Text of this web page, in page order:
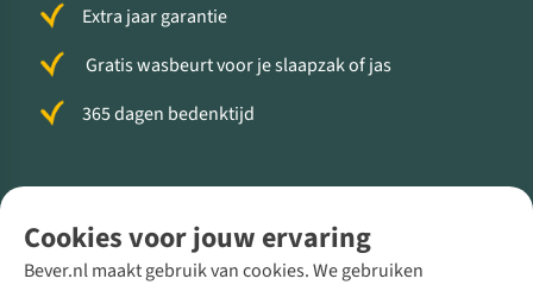
Cookies voor jouw ervaring
Bever.nl maakt gebruik van cookies. We gebruiken
Extra jaar garantie
Gratis wasbeurt voor je slaapzak of jas
365 dagen bedenktijd